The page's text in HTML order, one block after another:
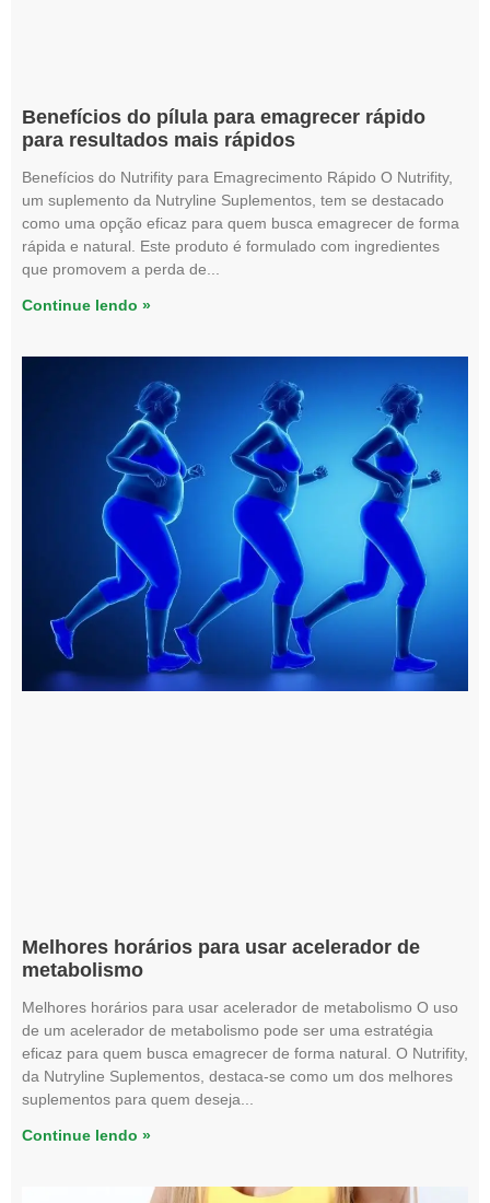
Benefícios do pílula para emagrecer rápido
para resultados mais rápidos
Benefícios do Nutrifity para Emagrecimento Rápido O Nutrifity,
um suplemento da Nutryline Suplementos, tem se destacado
como uma opção eficaz para quem busca emagrecer de forma
rápida e natural. Este produto é formulado com ingredientes
que promovem a perda de
Continue lendo »
Melhores horários para usar acelerador de
metabolismo
Melhores horários para usar acelerador de metabolismo O uso
de um acelerador de metabolismo pode ser uma estratégia
eficaz para quem busca emagrecer de forma natural. O Nutrifity,
da Nutryline Suplementos, destaca-se como um dos melhores
suplementos para quem deseja
Continue lendo »